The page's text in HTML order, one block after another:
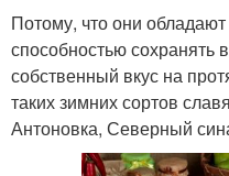
Потому, что они
способностью сохранять
собственный вкус на
таких зимних сортов
Антоновка, Северный